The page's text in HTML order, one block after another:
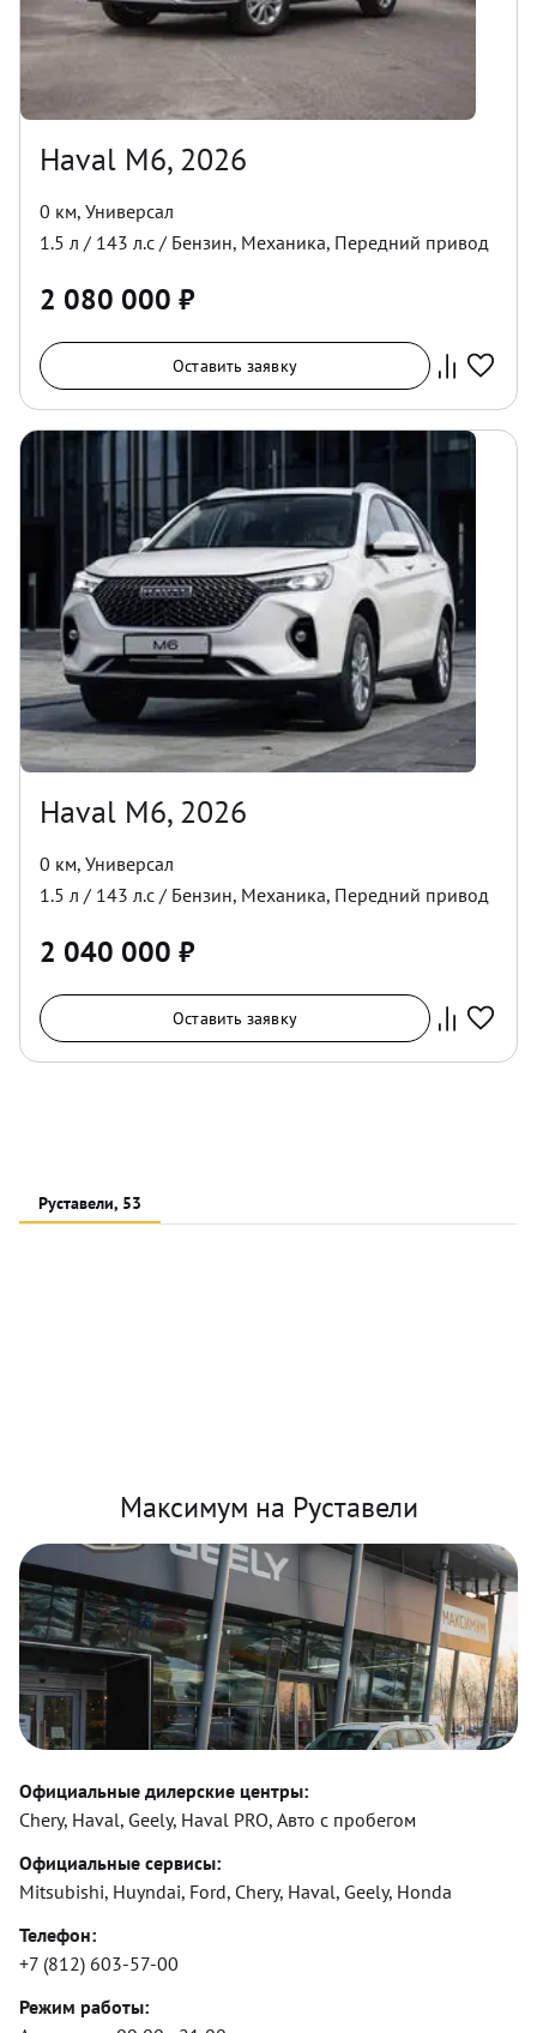
Haval M6, 2026
0 км, Универсал
1.5 л / 143 л.с / Бензин, Механика, Передний привод
2 080 000 ₽
Оставить заявку
Haval M6, 2026
0 км, Универсал
1.5 л / 143 л.с / Бензин, Механика, Передний привод
2 040 000 ₽
Оставить заявку
Руставели, 53
Максимум на Руставели
Официальные дилерские центры:
Chery, Haval, Geely, Haval PRO, Авто с пробегом
Официальные сервисы:
Mitsubishi, Huyndai, Ford, Chery, Haval, Geely, Honda
Телефон:
+7 (812) 603-57-00
Режим работы: